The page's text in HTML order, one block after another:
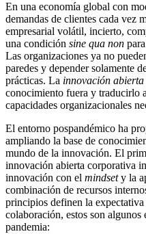
En una economía global con
demandas de clientes cada vez
empresarial volátil, incierto,
una condición sine qua non
Las organizaciones ya no
paredes y depender solamente
prácticas. La innovación abierta
conocimiento fuera y traducirlo
capacidades organizacionales
El entorno pospandémico ha
ampliando la base de
mundo de la innovación. El
innovación abierta corporativa
innovación con el mindsety la
combinación de recursos
principios definen la
colaboración, estos son algunos
pandemia: